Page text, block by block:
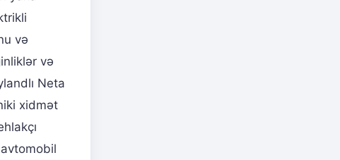
və
və
Neta
xidmət